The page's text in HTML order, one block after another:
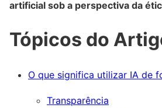
artificial sob a perspectiva da
Tópicos do
O que significa utilizar IA de
Transparência